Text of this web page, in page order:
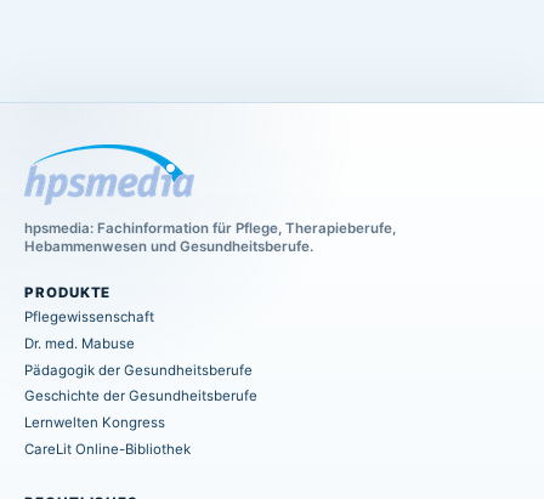
hpsmedia: Fachinformation für Pflege, Therapieberufe,
Hebammenwesen und Gesundheitsberufe.
PRODUKTE
Pflegewissenschaft
Dr. med. Mabuse
Pädagogik der Gesundheitsberufe
Geschichte der Gesundheitsberufe
Lernwelten Kongress
CareLit Online-Bibliothek